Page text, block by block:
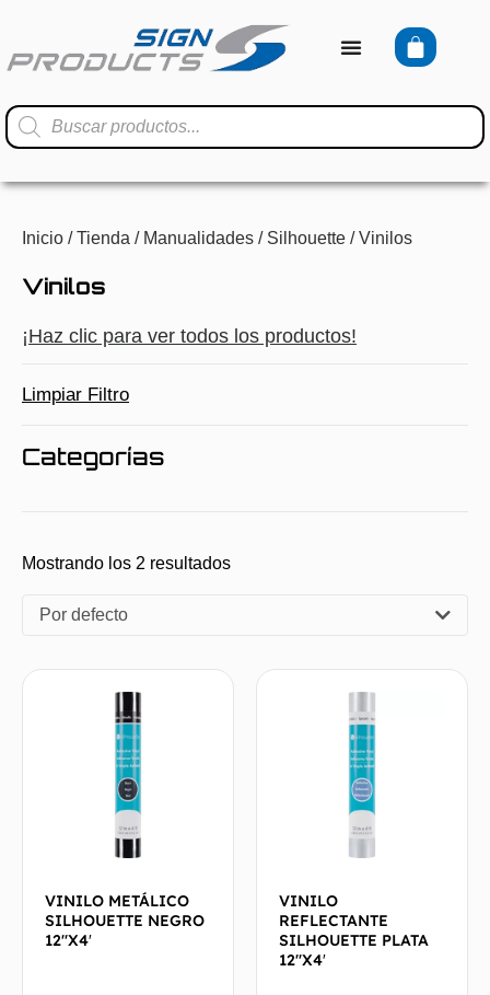
Inicio /Tienda / Manualidades / Silhouette / Vinilos
Vinilos
¡Haz clic para ver todos los productos!
Limpiar Filtro
Categorías
Mostrando los 2 resultados
Por defecto
VINILO METÁLICO
SILHOUETTE NEGRO
12″X4′
VINILO
REFLECTANTE
SILHOUETTE PLATA
12″X4′